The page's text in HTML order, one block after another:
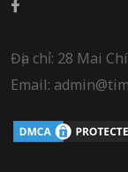
Địa chỉ: 28 Mai
Email: